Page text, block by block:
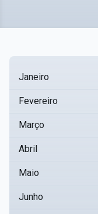
Janeiro
Fevereiro
Março
Abril
Maio
Junho